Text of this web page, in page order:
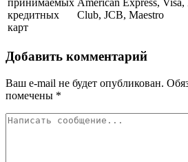
принимаемых
кредитных
карт
American Express,
Club, JCB, Maestro
Добавить комментарий
Ваш e-mail не будет опубликован.
помечены *